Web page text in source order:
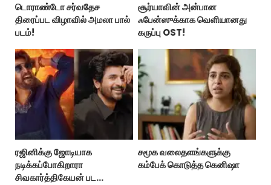
டொராண்டோ சர்வதேச
திரைப்பட விழாவில் அமலா பால்
படம்!
சூர்யாவின் அன்பான
ஃபேன்ஸுக்காக வெளியானது
கருப்பு OST!
ரஜினிக்கு ஜோடியாக
நடிக்கப்போகிறாரா
சிவகார்த்திகேயன் பட
சமூக வலைதளங்களுக்கு
கம்பேக் கொடுத்த கெனிஷா